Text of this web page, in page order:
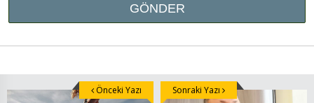
Önceki Yazı Sonraki Yazı